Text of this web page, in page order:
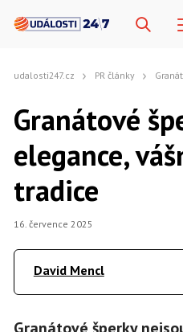
udalosti247.cz PR články
Granátové
elegance,
tradice
16. července 2025
David Mencl
Granátové šperky